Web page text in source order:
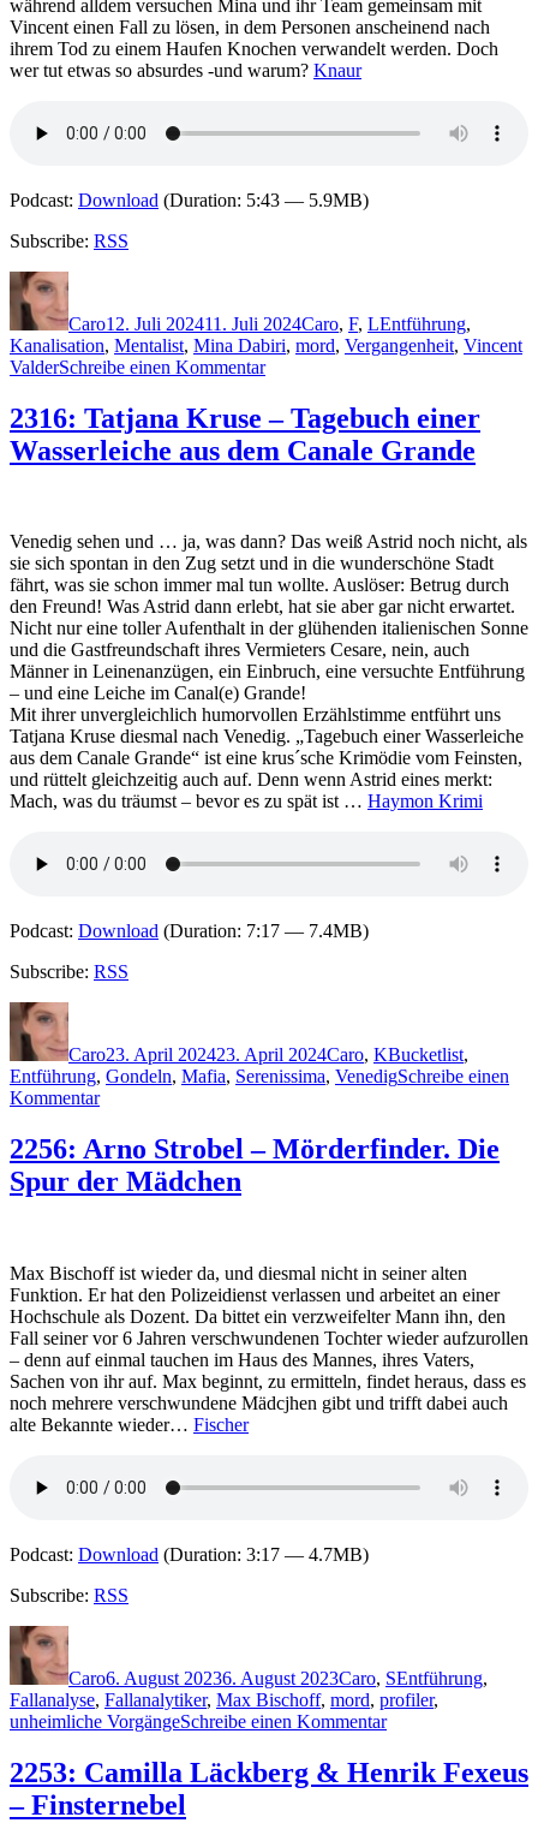
während alldem versuchen Mina und ihr Team gemeinsam mit
Vincent einen Fall zu lösen, in dem Personen anscheinend nach
ihrem Tod zu einem Haufen Knochen verwandelt werden. Doch
wer tut etwas so absurdes -und warum? Knaur
Podcast: Download (Duration: 5:43 — 5.9MB)
Subscribe: RSS
Autor
Caro12. Juli 202411. Juli 2024Caro, F, LEntführung,
Kanalisation, Mentalist, Mina Dabiri, mord, Vergangenheit, Vincent
ValderSchreibe einen Kommentarzu
Camilla
Läckberg
&
Nachtwasser
2316: Tatjana Kruse – Tagebuch einer
Wasserleiche aus dem Canale Grande
Venedig sehen und … ja, was dann? Das weiß Astrid noch nicht, als
sie sich spontan in den Zug setzt und in die wunderschöne Stadt
fährt, was sie schon immer mal tun wollte. Auslöser: Betrug durch
den Freund! Was Astrid dann erlebt, hat sie aber gar nicht erwartet.
Nicht nur eine toller Aufenthalt in der glühenden italienischen Sonne
und die Gastfreundschaft ihres Vermieters Cesare, nein, auch
Männer in Leinenanzügen, ein Einbruch, eine versuchte Entführung
– und eine Leiche im Canal(e) Grande!
Mit ihrer unvergleichlich humorvollen Erzählstimme entführt uns
Tatjana Kruse diesmal nach Venedig. „Tagebuch einer Wasserleiche
aus dem Canale Grande“ ist eine krus´sche Krimödie vom Feinsten,
und rüttelt gleichzeitig auch auf. Denn wenn Astrid eines merkt:
Mach, was du träumst – bevor es zu spät ist … Haymon Krimi
Podcast: Download (Duration: 7:17 — 7.4MB)
Subscribe: RSS
Autor
Caro23. April 202423. April 2024Caro, KBucketlist,
Entführung, Gondeln, Mafia, Serenissima, VenedigSchreibe einen
Kommentarzu
Tatjana
Kruse
–
aus
dem
Canale
Grande
2256: Arno Strobel – Mörderfinder. Die
Spur der Mädchen
Max Bischoff ist wieder da, und diesmal nicht in seiner alten
Funktion. Er hat den Polizeidienst verlassen und arbeitet an einer
Hochschule als Dozent. Da bittet ein verzweifelter Mann ihn, den
Fall seiner vor 6 Jahren verschwundenen Tochter wieder aufzurollen
– denn auf einmal tauchen im Haus des Mannes, ihres Vaters,
Sachen von ihr auf. Max beginnt, zu ermitteln, findet heraus, dass es
noch mehrere verschwundene Mädcjhen gibt und trifft dabei auch
alte Bekannte wieder… Fischer
Podcast: Download (Duration: 3:17 — 4.7MB)
Subscribe: RSS
Autor
Caro6. August 20236. August 2023Caro, SEntführung,
Fallanalyse, Fallanalytiker, Max Bischoff, mord, profiler,
unheimliche VorgängeSchreibe einen Kommentarzu
Arno
Strobel
2253: Camilla Läckberg & Henrik Fexeus
– Finsternebel